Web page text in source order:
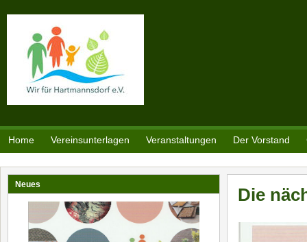
Home Vereinsunterlagen Veranstaltungen Der Vorstand
Die
Neues